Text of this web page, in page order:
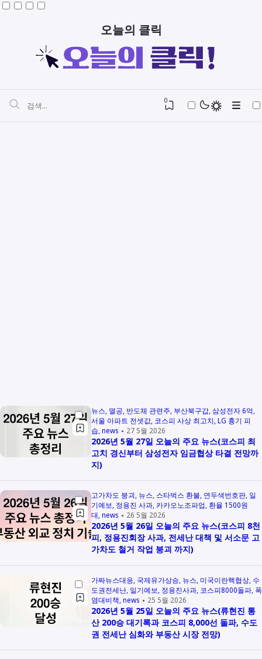
오늘의 클릭
0
뉴스 멸공 반도체 관련주 부산북구갑 삼성전자 6억
서울 아파트 전셋값 코스피 사상 최고치 LG 흉기 피
습 news 27 5월 2026
2026년 5월 27일 오늘의 주요 뉴스(코스피 최
고치 경신부터 삼성전자 임금협상 타결 전망까
지)
고가차도 붕괴 뉴스 스타벅스 환불 연두색번호판 일
기예보 정용진 사과 카카오노조파업 환율 1500원
대 news 26 5월 2026
2026년 5월 26일 오늘의 주요 뉴스(코스피 8천
피, 정용진회장 사과, 전세난 대책 및 서소문 고
가차도 철거 작업 붕괴 까지)
가짜뉴스대응 국제유가상승 뉴스 미국이란핵협상 수
도권전세난 일기예보 정용진사과 코스피8000돌파 폭
염대비책 news 25 5월 2026
2026년 5월 25일 오늘의 주요 뉴스(류현진 통
산 200승 대기록과 코스피 8,000선 돌파, 수도
권 전세난 심화와 부동산 시장 전망)